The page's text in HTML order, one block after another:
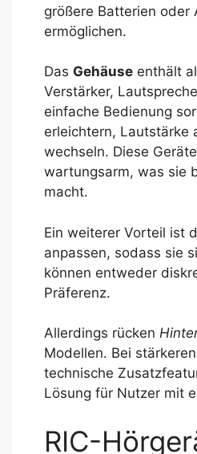
größere Batterien oder
ermöglichen.
Das Gehäuse enthält
Verstärker,
einfache Bedienung
erleichtern, Lautstärke
wechseln. Diese
wartungsarm, was sie
macht.
Ein weiterer Vorteil ist
anpassen, sodass sie
können entweder
Präferenz.
Allerdings rücken
Modellen. Bei
technische
Lösung für Nutzer mit
RIC-